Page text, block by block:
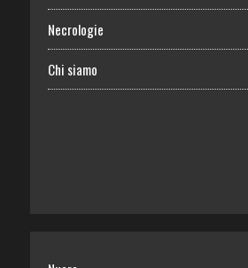
Necrologie
Chi siamo